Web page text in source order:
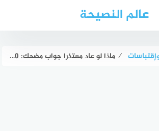
عالم النصيحة
⁄ ماذا لو عاد معتذرا جواب مضحك: 20 عبارة للرد على ماذا لو عاد معتذرا بطريقة مضحكة